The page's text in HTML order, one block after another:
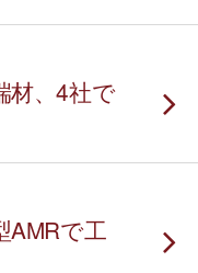
材、4社で
AMRで工